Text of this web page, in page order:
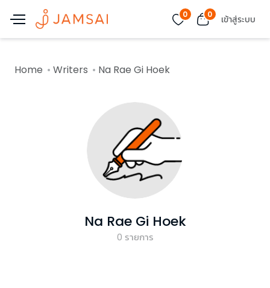
0 0 เข้าสู่ระบบ
Home Writers Na Rae Gi Hoek
Na Rae Gi Hoek
0 รายการ